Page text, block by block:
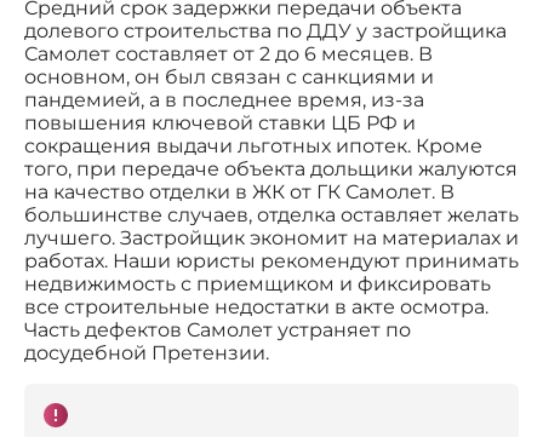
Средний срок задержки передачи объекта
долевого строительства по ДДУ у застройщика
Самолет составляет от 2 до 6 месяцев. В
основном, он был связан с санкциями и
пандемией, а в последнее время, из-за
повышения ключевой ставки ЦБ РФ и
сокращения выдачи льготных ипотек. Кроме
того, при передаче объекта дольщики жалуются
на качество отделки в ЖК от ГК Самолет. В
большинстве случаев, отделка оставляет желать
лучшего. Застройщик экономит на материалах и
работах. Наши юристы рекомендуют принимать
недвижимость с приемщиком и фиксировать
все строительные недостатки в акте осмотра.
Часть дефектов Самолет устраняет по
досудебной Претензии.